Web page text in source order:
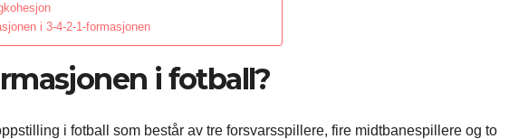
i 3-4-2-1-formasjonen
i fotball?
i fotball som består av tre forsvarsspillere, fire midtbanespillere og to